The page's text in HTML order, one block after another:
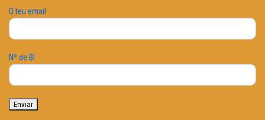
O teu email
Nº de BI